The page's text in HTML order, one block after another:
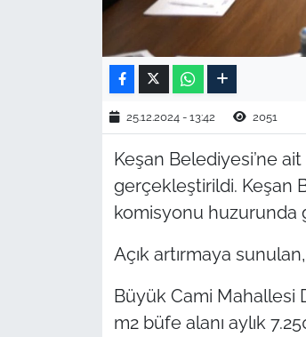
25.12.2024 - 13:42 2051
Keşan Belediyesi’ne
gerçekleştirildi. Keşan
komisyonu huzurunda
Açık artırmaya sunulan,
Büyük Cami Mahallesi
m2 büfe alanı aylık
TEKİRDAĞ
KIRKLARELİ
ÇANAKKALE
TÜRKİYE